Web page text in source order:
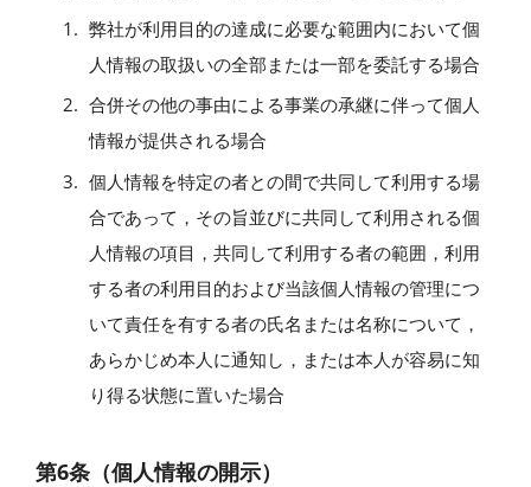
弊社が利用目的の達成に必要な範囲内において個
人情報の取扱いの全部または一部を委託する場合
合併その他の事由による事業の承継に伴って個人
情報が提供される場合
個人情報を特定の者との間で共同して利用する場
合であって，その旨並びに共同して利用される個
人情報の項目，共同して利用する者の範囲，利用
する者の利用目的および当該個人情報の管理につ
いて責任を有する者の氏名または名称について，
あらかじめ本人に通知し，または本人が容易に知
り得る状態に置いた場合
第6条（個人情報の開示）